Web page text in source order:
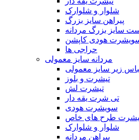
شلوار و شلوارک
پیراهن سایز بزرگ
سایز بزرگ مردانه
هودی کاپشن
حراجی ها
مردانه سایز معمولی
زیر سایز معمولی
تیشرت و بلوز
تیشرت لش
تی شرت یقه دار
سویشرت هودی
تیشرت طرح های خاص
شلوار و شلوارک
پیراهن مردانه